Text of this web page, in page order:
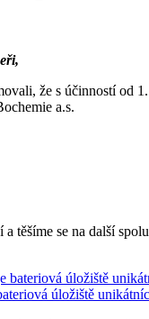
že s účinností od
a.s.
těšíme se na další
úložiště